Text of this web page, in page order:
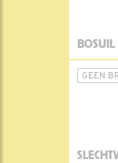
BOSUIL
GEEN